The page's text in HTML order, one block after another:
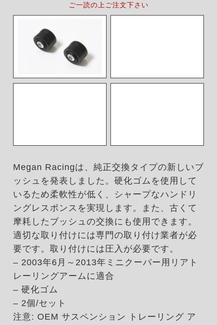
ご一読の上ご注文下さい
Megan Racingは、純正交換タイプの新しいブ
ッシュを発表しました。硬化ゴムを使用して
いるため柔軟性が低く、シャープなハンドリ
ングレスポンスを実現します。また、古くて
摩耗したブッシュの交換にも使用できます。
適切な取り付けには専門の取り付け業者が必
要です。取り付けには圧入が必要です。
– 2003年6月～2013年ミニクーパー用リアト
レーリングアームに適合
– 硬化ゴム
– 2個/セット
注意: OEM サスペンション トレーリング ア